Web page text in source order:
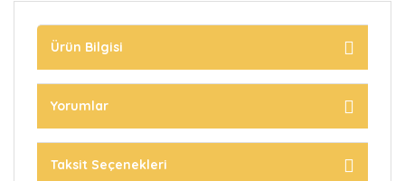
Ürün Bilgisi
Yorumlar
Taksit Seçenekleri